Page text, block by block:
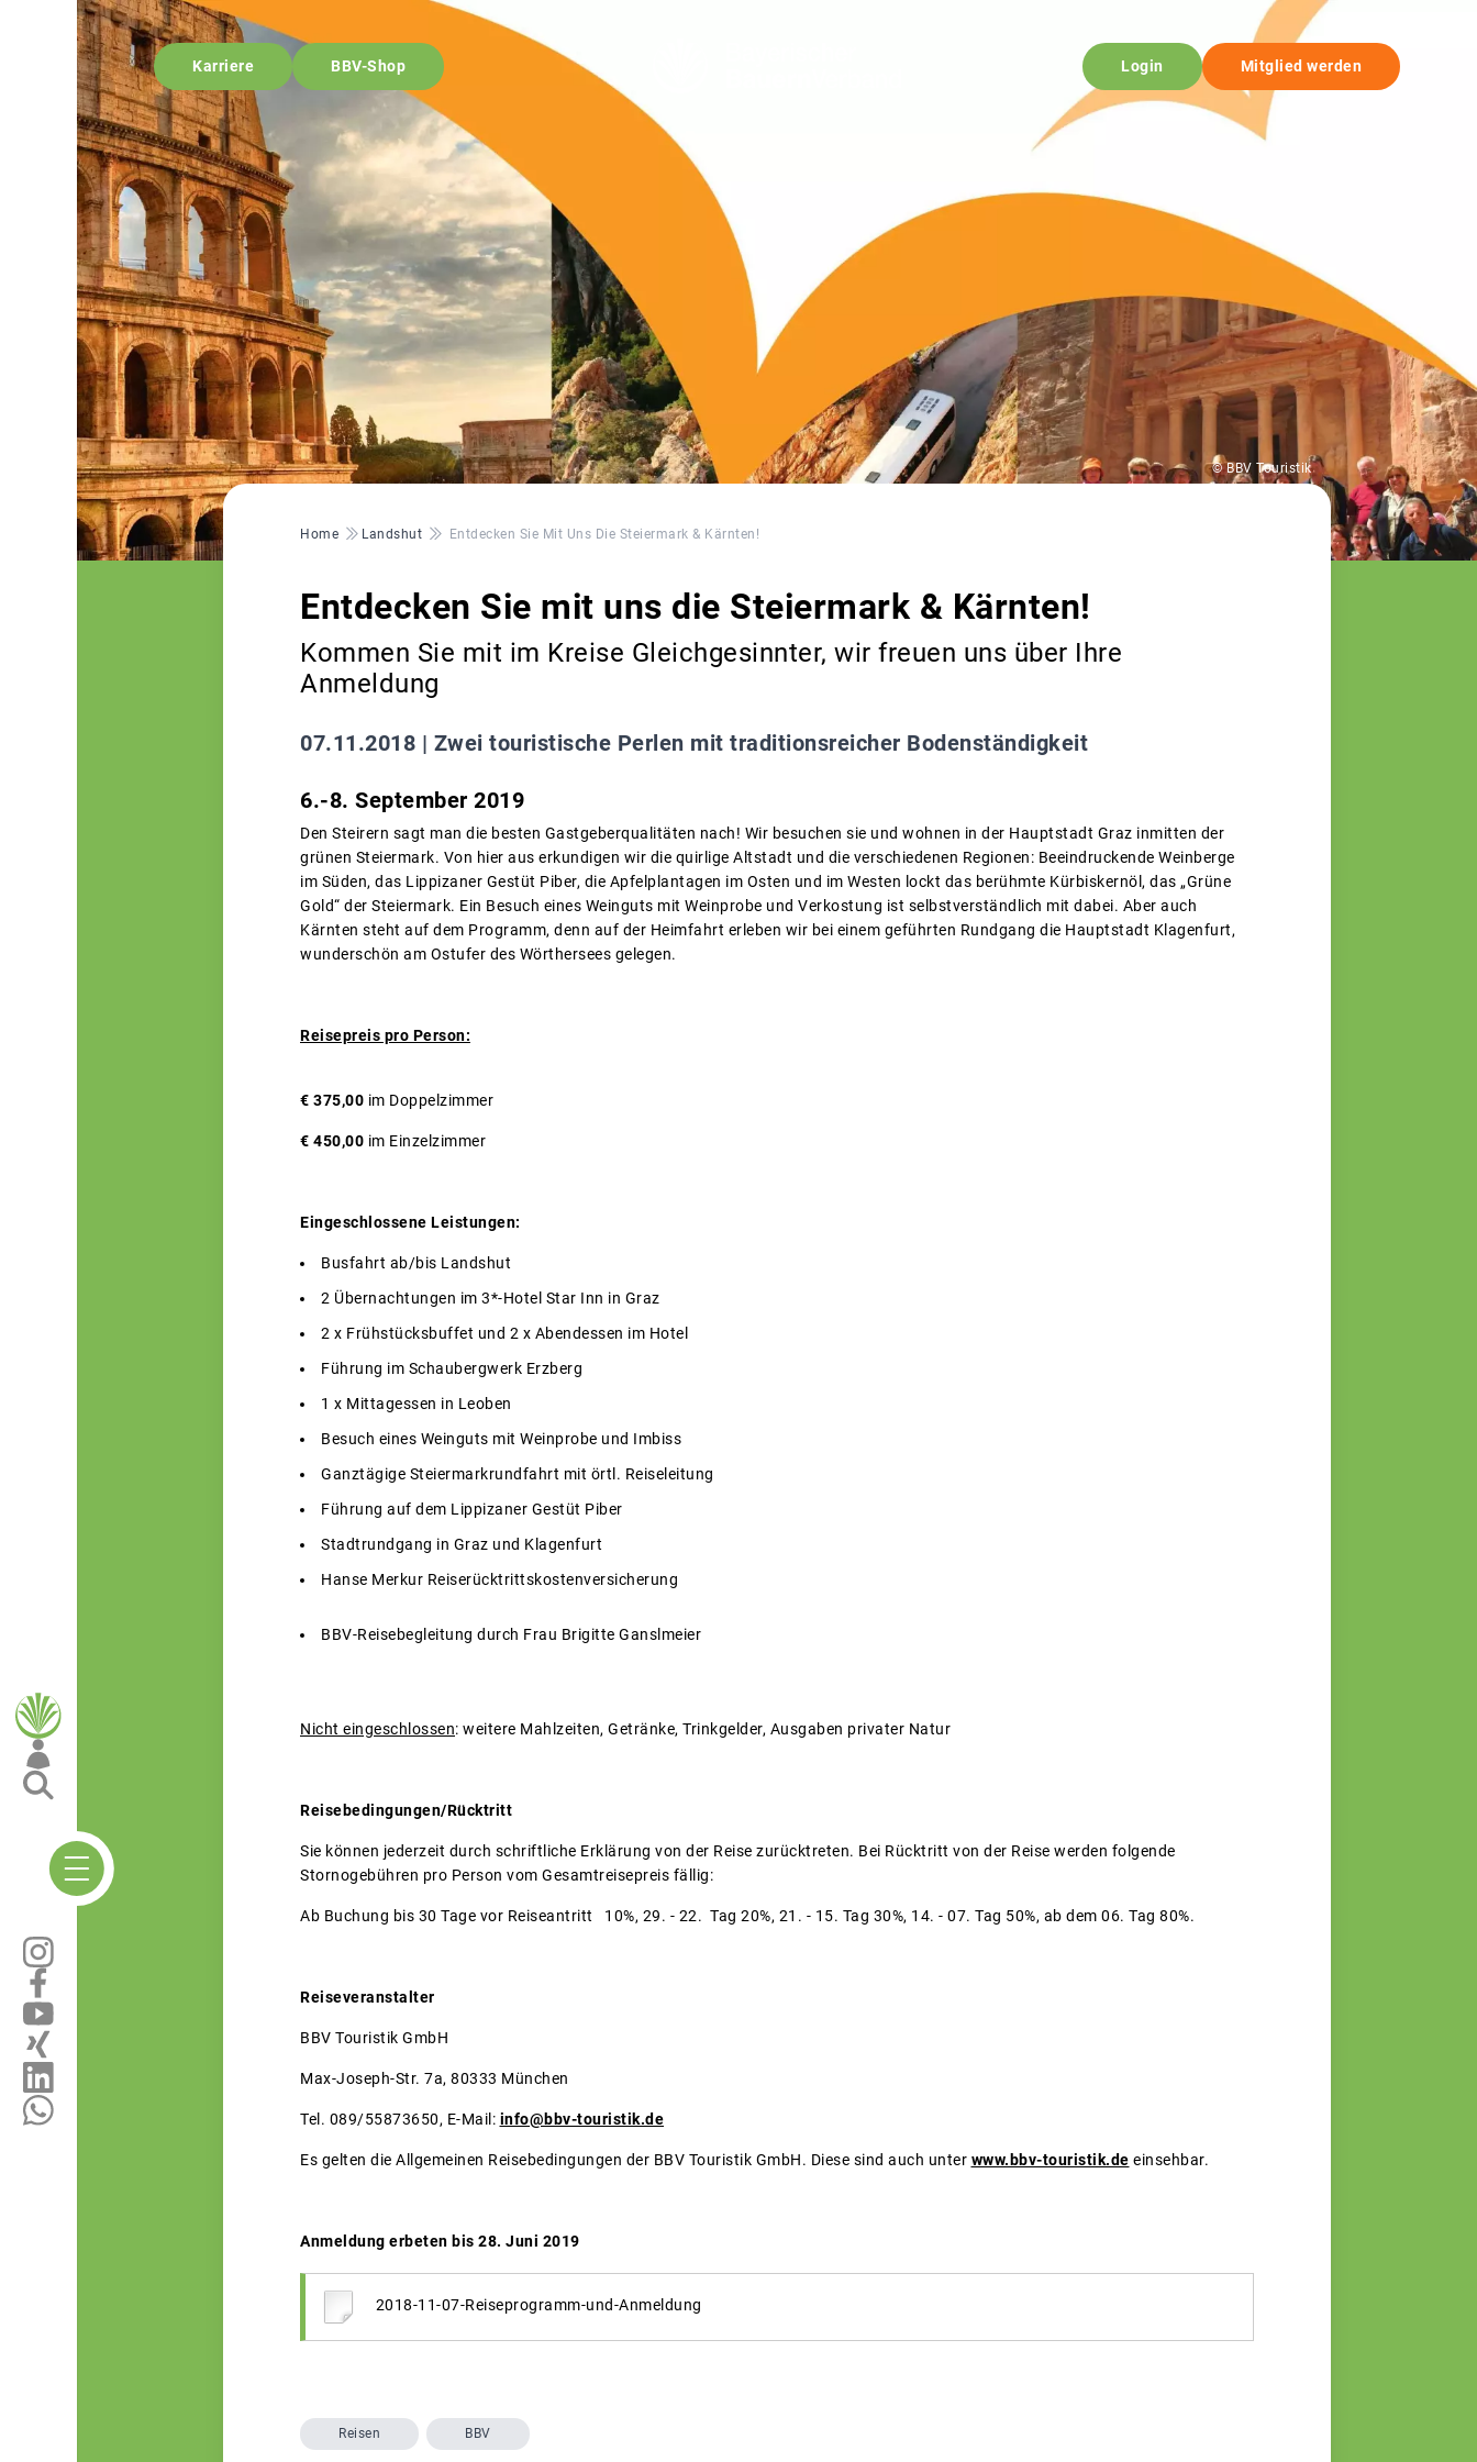
Karriere BBV-Shop Login Mitglied werden
© BBV Touristik
Pfadnavigation
Home Landshut Entdecken Sie Mit Uns Die Steiermark & Kärnten!
Entdecken Sie mit uns die Steiermark & Kärnten!
Kommen Sie mit im Kreise Gleichgesinnter, wir freuen uns über Ihre
Anmeldung
07.11.2018 | Zwei touristische Perlen mit traditionsreicher Bodenständigkeit
6.-8. September 2019
Den Steirern sagt man die besten Gastgeberqualitäten nach! Wir besuchen sie und wohnen in der Hauptstadt Graz inmitten der
grünen Steiermark. Von hier aus erkundigen wir die quirlige Altstadt und die verschiedenen Regionen: Beeindruckende Weinberge
im Süden, das Lippizaner Gestüt Piber, die Apfelplantagen im Osten und im Westen lockt das berühmte Kürbiskernöl, das „Grüne
Gold“ der Steiermark. Ein Besuch eines Weinguts mit Weinprobe und Verkostung ist selbstverständlich mit dabei. Aber auch
Kärnten steht auf dem Programm, denn auf der Heimfahrt erleben wir bei einem geführten Rundgang die Hauptstadt Klagenfurt,
wunderschön am Ostufer des Wörthersees gelegen.
Reisepreis pro Person:
€ 375,00 im Doppelzimmer
€ 450,00 im Einzelzimmer
Eingeschlossene Leistungen:
Busfahrt ab/bis Landshut
2 Übernachtungen im 3*-Hotel Star Inn in Graz
2 x Frühstücksbuffet und 2 x Abendessen im Hotel
Führung im Schaubergwerk Erzberg
1 x Mittagessen in Leoben
Besuch eines Weinguts mit Weinprobe und Imbiss
Ganztägige Steiermarkrundfahrt mit örtl. Reiseleitung
Führung auf dem Lippizaner Gestüt Piber
Stadtrundgang in Graz und Klagenfurt
Hanse Merkur Reiserücktrittskostenversicherung
BBV-Reisebegleitung durch Frau Brigitte Ganslmeier
Nicht eingeschlossen: weitere Mahlzeiten, Getränke, Trinkgelder, Ausgaben privater Natur
Reisebedingungen/Rücktritt
Sie können jederzeit durch schriftliche Erklärung von der Reise zurücktreten. Bei Rücktritt von der Reise werden folgende
Stornogebühren pro Person vom Gesamtreisepreis fällig:
Ab Buchung bis 30 Tage vor Reiseantritt 10%, 29. - 22. Tag 20%, 21. - 15. Tag 30%, 14. - 07. Tag 50%, ab dem 06. Tag 80%.
Reiseveranstalter
BBV Touristik GmbH
Max-Joseph-Str. 7a, 80333 München
Tel. 089/55873650, E-Mail: info@bbv-touristik.de
Es gelten die Allgemeinen Reisebedingungen der BBV Touristik GmbH. Diese sind auch unter www.bbv-touristik.de einsehbar.
Anmeldung erbeten bis 28. Juni 2019
2018-11-07-Reiseprogramm-und-Anmeldung
Reisen BBV